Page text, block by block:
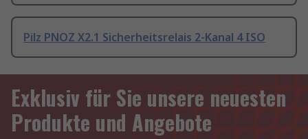
Pilz PNOZ X2.1 Sicherheitsrelais 2-Kanal 4 ISO
Exklusiv für Sie unsere neuesten
Produkte und Angebote